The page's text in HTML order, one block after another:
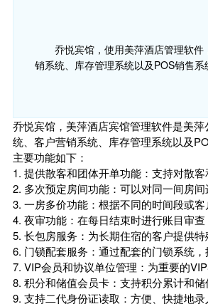
乔悦宾馆，使用美萍酒店管理软
销系统、库存管理系统以及POS销售系
乔悦宾馆，美萍酒店宾馆管理软件是美
统、客户营销系统、库存管理系统以及
主要功能如下：
1. 提供散客和团体开单功能：支持对散
2. 多次预定房间功能：可以对同一间房间
3. 一房多价功能：根据不同的时间段或
4. 夜审功能：在每日结束时进行账目审查
5. 长包房服务：为长期住宿的客户提供特
6. 门锁配套服务：通过配套的门锁系统
7. VIP会员和协议单位管理：为重要的
8. 积分和储值会员卡：支持积分累计和
9. 支持二代身份证读取：方便、快捷地录